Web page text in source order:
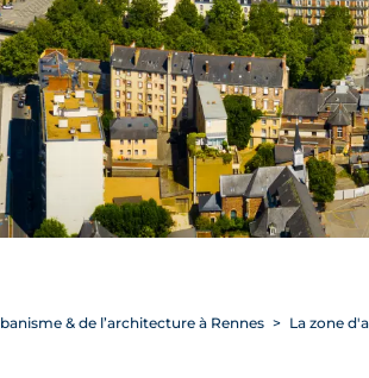
& de l’architecture à Rennes La zone